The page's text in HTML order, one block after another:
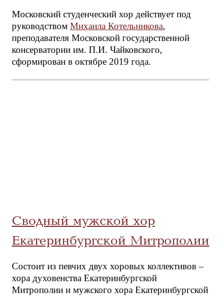
Московский студенческий хор действует под
руководством Михаила Котельникова,
преподавателя Московской государственной
консерватории им. П.И. Чайковского,
сформирован в октябре 2019 года.
Сводный мужской хор
Екатеринбургской Митрополии
Состоит из певчих двух хоровых коллективов –
хора духовенства Екатеринбургской
Митрополии и мужского хора Екатеринбургской